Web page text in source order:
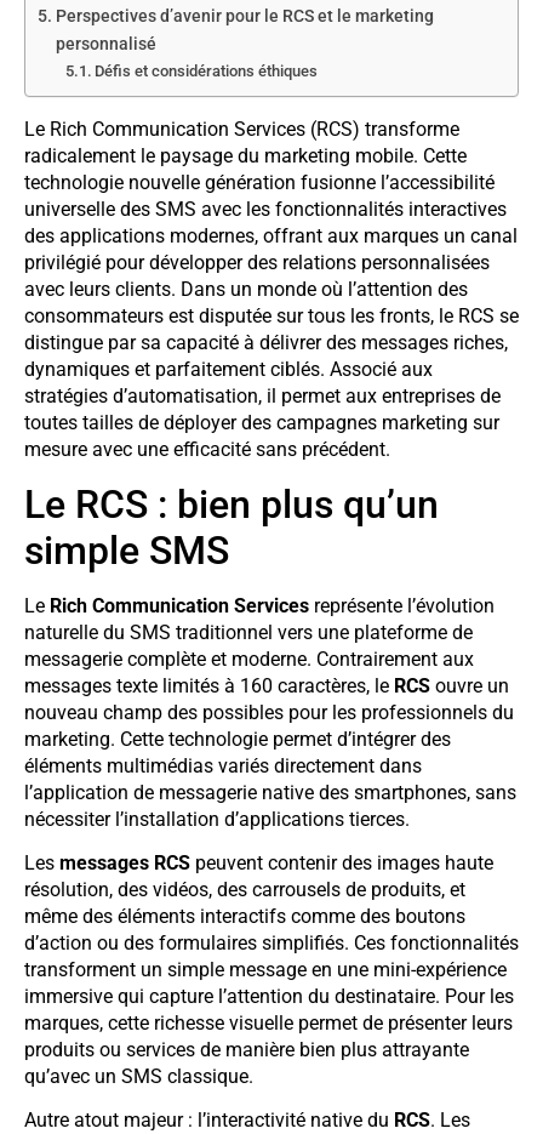
Perspectives d’avenir pour le RCS et le marketing
personnalisé
Défis et considérations éthiques
Le Rich Communication Services (RCS) transforme
radicalement le paysage du marketing mobile. Cette
technologie nouvelle génération fusionne l’accessibilité
universelle des SMS avec les fonctionnalités interactives
des applications modernes, offrant aux marques un canal
privilégié pour développer des relations personnalisées
avec leurs clients. Dans un monde où l’attention des
consommateurs est disputée sur tous les fronts, le RCS se
distingue par sa capacité à délivrer des messages riches,
dynamiques et parfaitement ciblés. Associé aux
stratégies d’automatisation, il permet aux entreprises de
toutes tailles de déployer des campagnes marketing sur
mesure avec une efficacité sans précédent.
Le RCS : bien plus qu’un
simple SMS
Le Rich Communication Services représente l’évolution
naturelle du SMS traditionnel vers une plateforme de
messagerie complète et moderne. Contrairement aux
messages texte limités à 160 caractères, le RCS ouvre un
nouveau champ des possibles pour les professionnels du
marketing. Cette technologie permet d’intégrer des
éléments multimédias variés directement dans
l’application de messagerie native des smartphones, sans
nécessiter l’installation d’applications tierces.
Les messages RCS peuvent contenir des images haute
résolution, des vidéos, des carrousels de produits, et
même des éléments interactifs comme des boutons
d’action ou des formulaires simplifiés. Ces fonctionnalités
transforment un simple message en une mini-expérience
immersive qui capture l’attention du destinataire. Pour les
marques, cette richesse visuelle permet de présenter leurs
produits ou services de manière bien plus attrayante
qu’avec un SMS classique.
Autre atout majeur : l’interactivité native du RCS. Les